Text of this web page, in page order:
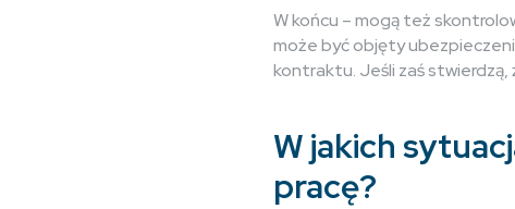
W końcu – mogą też
może być objęty
kontraktu. Jeśli zaś
W jakich
pracę?